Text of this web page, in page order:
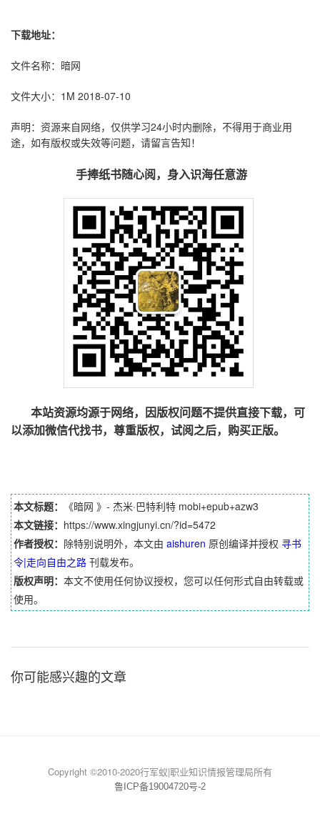
下载地址：
文件名称：暗网
文件大小：1M 2018-07-10
声明：资源来自网络，仅供学习24小时内删除，不得用于商业用
途，如有版权或失效等问题，请留言告知！
手捧纸书随心阅，身入识海任意游
本站资源均源于网络，因版权问题不提供直接下载，可
以添加微信代找书，尊重版权，试阅之后，购买正版。
本文标题：
《暗网 》- 杰米·巴特利特 mobi+epub+azw3
本文链接： https://www.xingjunyi.cn/?id=5472
作者授权： 除特别说明外，本文由 aishuren 原创编译并授权 寻书
令|走向自由之路 刊载发布。
版权声明： 本文不使用任何协议授权，您可以任何形式自由转载或
使用。
你可能感兴趣的文章
Copyright ©2010-2020行军蚁|职业知识情报管理局所有
鲁ICP备19004720号-2